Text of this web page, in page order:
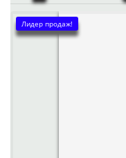
Лидер продаж!